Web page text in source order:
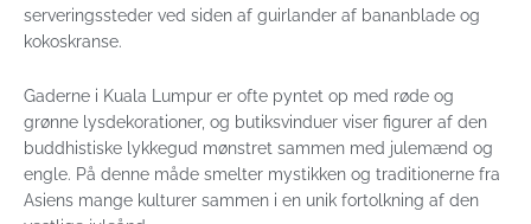
serveringssteder ved siden af guirlander af bananblade og
kokoskranse.
Gaderne i Kuala Lumpur er ofte pyntet op med røde og
grønne lysdekorationer, og butiksvinduer viser figurer af den
buddhistiske lykkegud mønstret sammen med julemænd og
engle. På denne måde smelter mystikken og traditionerne fra
Asiens mange kulturer sammen i en unik fortolkning af den